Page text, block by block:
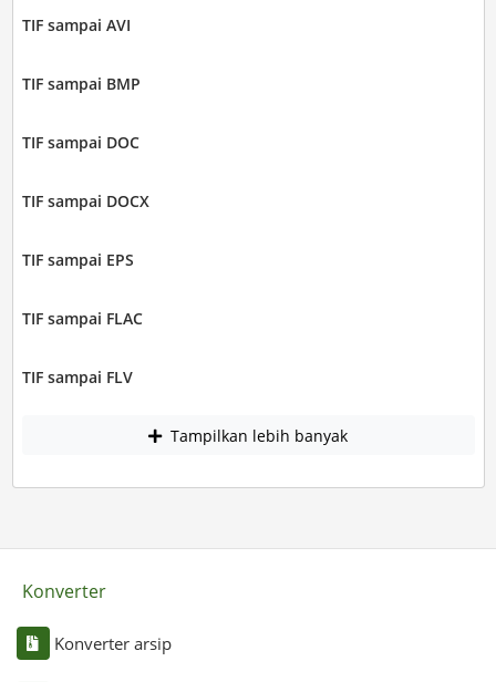
TIF sampai AVI
TIF sampai BMP
TIF sampai DOC
TIF sampai DOCX
TIF sampai EPS
TIF sampai FLAC
TIF sampai FLV
Tampilkan lebih banyak
Konverter
Konverter arsip